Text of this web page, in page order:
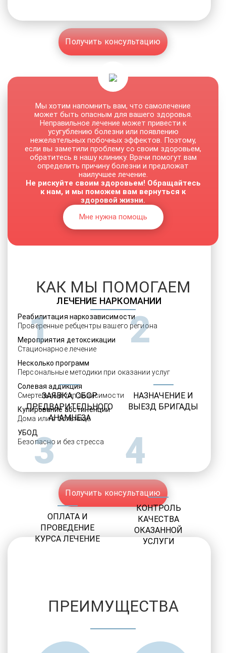
Получить консультацию
ЛЕЧЕНИЕ НАРКОМАНИИ
Реабилитация наркозависимости
Проверенные ребцентры вашего региона
Мероприятия детоксикации
Стационарное лечение
Несколько программ
Персональные методики при оказании услуг
Солевая аддикция
Смертельный тип зависимости
Купирование абстиненции
Дома или в больнице
УБОД
Безопасно и без стресса
Получить консультацию
Мы хотим напомнить вам, что самолечение
может быть опасным для вашего здоровья.
Неправильное лечение может привести к
усугублению болезни или появлению
нежелательных побочных эффектов. Поэтому,
если вы заметили проблему со своим здоровьем,
обратитесь в нашу клинику. Врачи помогут вам
определить причину болезни и предложат
наилучшее лечение.
Не рискуйте своим здоровьем! Обращайтесь
к нам, и мы поможем вам вернуться к
здоровой жизни.
Мне нужна помощь
КАК МЫ ПОМОГАЕМ
1
ЗАЯВКА, СБОР
ПРЕДВАРИТЕЛЬНОГО
АНАМНЕЗА
2
НАЗНАЧЕНИЕ И
ВЫЕЗД БРИГАДЫ
3
ОПЛАТА И
ПРОВЕДЕНИЕ
КУРСА ЛЕЧЕНИЕ
4
КОНТРОЛЬ
КАЧЕСТВА
ОКАЗАННОЙ
УСЛУГИ
ПРЕИМУЩЕСТВА